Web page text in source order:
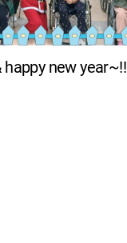
new year~!!